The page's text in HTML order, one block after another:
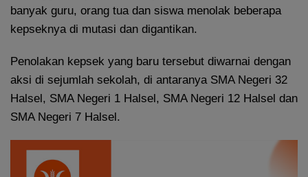
banyak guru, orang tua dan siswa menolak beberapa
kepseknya di mutasi dan digantikan.
Penolakan kepsek yang baru tersebut diwarnai dengan
aksi di sejumlah sekolah, di antaranya SMA Negeri 32
Halsel, SMA Negeri 1 Halsel, SMA Negeri 12 Halsel dan
SMA Negeri 7 Halsel.